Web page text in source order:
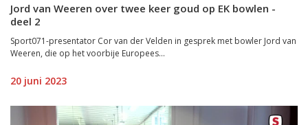
Jord van Weeren over twee keer goud op EK bowlen -
deel 2
Sport071-presentator Cor van der Velden in gesprek met bowler Jord van
Weeren, die op het voorbije Europees...
20 juni 2023